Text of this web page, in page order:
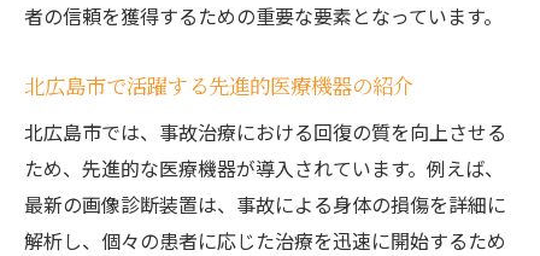
者の信頼を獲得するための重要な要素となっています。
北広島市で活躍する先進的医療機器の紹介
北広島市では、事故治療における回復の質を向上させる
ため、先進的な医療機器が導入されています。例えば、
最新の画像診断装置は、事故による身体の損傷を詳細に
解析し、個々の患者に応じた治療を迅速に開始するため